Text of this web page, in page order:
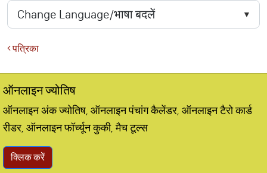
पत्रिका
ऑनलाइन ज्योतिष
ऑनलाइन अंक ज्योतिष, ऑनलाइन पंचांग कैलेंडर, ऑनलाइन टैरो कार्ड
रीडर, ऑनलाइन फॉर्च्यून कुकी, मैच टूल्स
क्लिक करें